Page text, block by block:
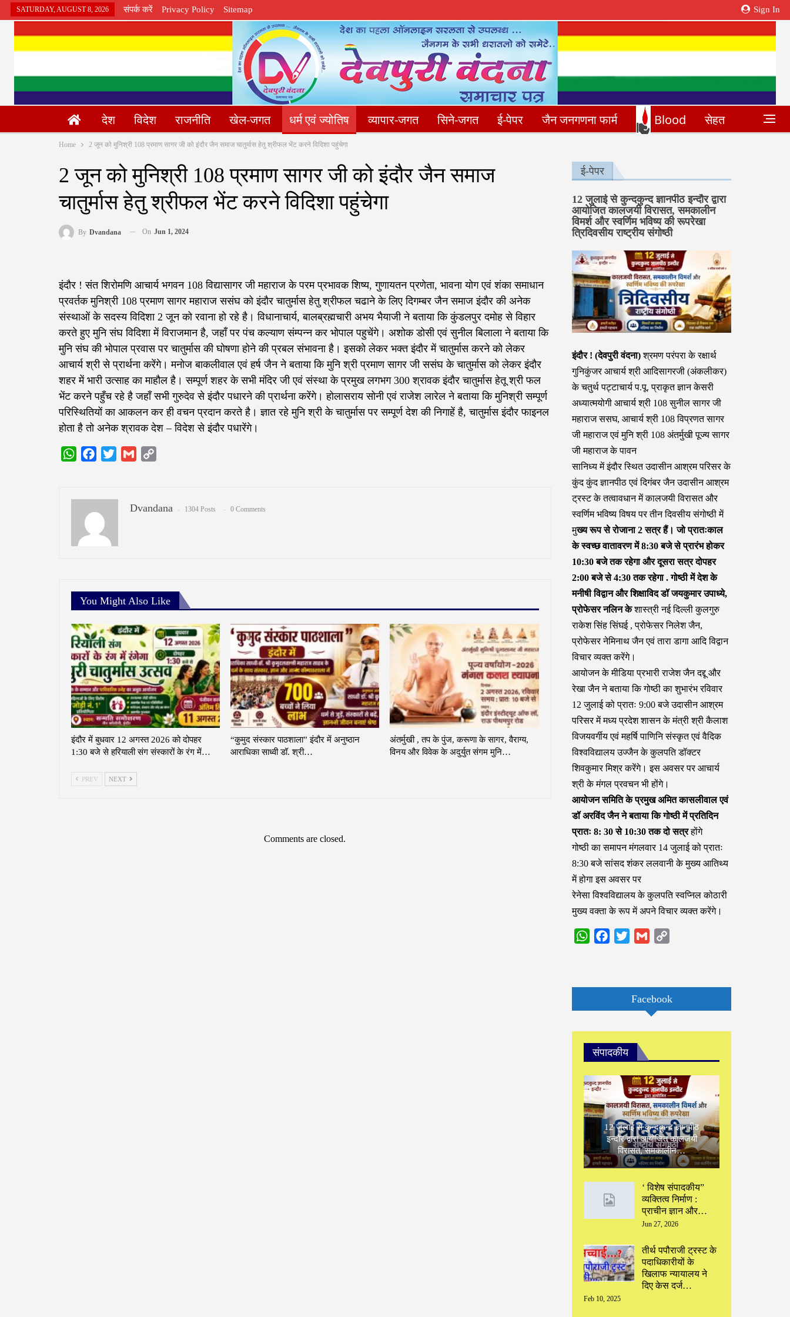
Sign In
SATURDAY, AUGUST 8, 2026 संपर्क करें Privacy Policy Sitemap
देश विदेश राजनीति खेल-जगत धर्म एवं ज्योतिष व्यापार-जगत सिने-जगत ई-पेपर जैन जनगणना फार्म Blood
सेहत
संपादकीय
फोटो गैलेरी
Home 2 जून को मुनिश्री 108 प्रमाण सागर जी को इंदौर जैन समाज चातुर्मास हेतु श्रीफल भेंट करने विदिशा पहुंचेगा
2 जून को मुनिश्री 108 प्रमाण सागर जी को इंदौर जैन समाज
चातुर्मास हेतु श्रीफल भेंट करने विदिशा पहुंचेगा
By Dvandana On Jun 1, 2024
इंदौर ! संत शिरोमणि आचार्य भगवन 108 विद्यासागर जी महाराज के परम प्रभावक शिष्य, गुणायतन प्रणेता, भावना योग एवं शंका समाधान
प्रवर्तक मुनिश्री 108 प्रमाण सागर महाराज ससंघ को इंदौर चातुर्मास हेतु श्रीफल चढाने के लिए दिगम्बर जैन समाज इंदौर की अनेक
संस्थाओं के सदस्य विदिशा 2 जून को रवाना हो रहे है। विधानाचार्य, बालब्रह्मचारी अभय भैयाजी ने बताया कि कुंडलपुर दमोह से विहार
करते हुए मुनि संघ विदिशा में विराजमान है, जहाँ पर पंच कल्याण संम्पन्न कर भोपाल पहुचेंगे। अशोक डोसी एवं सुनील बिलाला ने बताया कि
मुनि संघ की भोपाल प्रवास पर चातुर्मास की घोषणा होने की प्रबल संभावना है। इसको लेकर भक्त इंदौर में चातुर्मास करने को लेकर
आचार्य श्री से प्रार्थना करेंगे। मनोज बाकलीवाल एवं हर्ष जैन ने बताया कि मुनि श्री प्रमाण सागर जी ससंघ के चातुर्मास को लेकर इंदौर
शहर में भारी उत्साह का माहौल है। सम्पूर्ण शहर के सभी मंदिर जी एवं संस्था के प्रमुख लगभग 300 श्रावक इंदौर चातुर्मास हेतू श्री फल
भेंट करने पहुँच रहे है जहाँ सभी गुरुदेव से इंदौर पधारने की प्रार्थना करेंगे। होलासराय सोनी एवं राजेश लारेल ने बताया कि मुनिश्री सम्पूर्ण
परिस्थितियों का आकलन कर ही वचन प्रदान करते है। ज्ञात रहे मुनि श्री के चातुर्मास पर सम्पूर्ण देश की निगाहें है, चातुर्मास इंदौर फाइनल
होता है तो अनेक श्रावक देश – विदेश से इंदौर पधारेंगे।
WhatsAppFacebook
Twitter Gmail
Dvandana 1304 Posts 0 Comments
You Might Also Like
इंदौर में बुधवार 12 अगस्त 2026 को दोपहर
1:30 बजे से हरियाली संग संस्कारों के रंग में…
“कुमुद संस्कार पाठशाला” इंदौर में अनुष्ठान
आराधिका साध्वी डॉ. श्री…
अंतर्मुखी , तप के पुंज, करूणा के सागर, वैराग्य,
विनय और विवेक के अदुर्युत संगम मुनि…
PREV NEXT
Comments are closed.
ई-पेपर
12 जुलाई से कुन्दकुन्द ज्ञानपीठ इन्दौर द्वारा
आयोजित कालजयी विरासत, समकालीन
विमर्श और स्वर्णिम भविष्य की रूपरेखा
त्रिदिवसीय राष्ट्रीय संगोष्ठी
इंदौर ! (देवपुरी वंदना)श्रमण परंपरा के रक्षार्थ
गुनिकुंजर आचार्य श्री आदिसागरजी (अंकलीकर)
के चतुर्थ पट्टाचार्य प.पू. प्राकृत ज्ञान केसरी
अध्यात्मयोगी आचार्य श्री 108 सुनील सागर जी
महाराज ससघ, आचार्य श्री 108 विप्रणत सागर
जी महाराज एवं मुनि श्री 108 अंतर्मुखी पूज्य सागर
जी महाराज के पावन
सानिध्य में इंदौर स्थित उदासीन आश्रम परिसर के
कुंद कुंद ज्ञानपीठ एवं दिगंबर जैन उदासीन आश्रम
ट्रस्ट के तत्वावधान में कालजयी विरासत और
स्वर्णिम भविष्य विषय पर तीन दिवसीय संगोष्ठी में
मुख्य रूप से रोजाना 2 सत्र हैं। जो प्रातःकाल
के स्वच्छ वातावरण में 8:30 बजे से प्रारंभ होकर
10:30 बजे तक रहेगा और दूसरा सत्र दोपहर
2:00 बजे से 4:30 तक रहेगा . गोष्ठी में देश के
मनीषी विद्वान और शिक्षाविद डॉ जयकुमार उपाध्ये,
प्रोफेसर नलिन केशास्त्री नई दिल्ली कुलगुरु
राकेश सिंह सिंघई , प्रोफेसर निलेश जैन,
प्रोफेसर नेमिनाथ जैन एवं तारा डागा आदि विद्वान
विचार व्यक्त करेंगे।
आयोजन के मीडिया प्रभारी राजेश जैन दद्दू और
रेखा जैन ने बताया कि गोष्ठी का शुभारंभ रविवार
12 जुलाई को प्रातः 9:00 बजे उदासीन आश्रम
परिसर में मध्य प्रदेश शासन के मंत्री श्री कैलाश
विजयवर्गीय एवं महर्षि पाणिनि संस्कृत एवं वैदिक
विश्वविद्यालय उज्जैन के कुलपति डॉक्टर
शिवकुमार मिश्र करेंगे। इस अवसर पर आचार्य
श्री के मंगल प्रवचन भी होंगे।
आयोजन समिति के प्रमुख अमित कासलीवाल एवं
डॉ अरविंद जैन ने बताया कि गोष्ठी में प्रतिदिन
प्रातः 8: 30 से 10:30 तक दो सत्रहोंगे
गोष्ठी का समापन मंगलवार 14 जुलाई को प्रातः
8:30 बजे सांसद शंकर ललवानी के मुख्य आतिथ्य
में होगा इस अवसर पर
रेनेसा विश्वविद्यालय के कुलपति स्वप्निल कोठारी
मुख्य वक्ता के रूप में अपने विचार व्यक्त करेंगे।
WhatsAppFacebook
Twitter Gmail
Facebook
संपादकीय
12 जुलाई से कुन्दकुन्द ज्ञानपीठ
इन्दौर द्वारा आयोजित कालजयी
विरासत, समकालीन…
‘ विशेष संपादकीय”
‌व्यक्तित्व निर्माण :
प्राचीन ज्ञान और…
Jun 27, 2026
तीर्थ पपौराजी ट्रस्ट के
पदाधिकारीयों के
खिलाफ न्यायालय ने
दिए केस दर्ज…
Feb 10, 2025